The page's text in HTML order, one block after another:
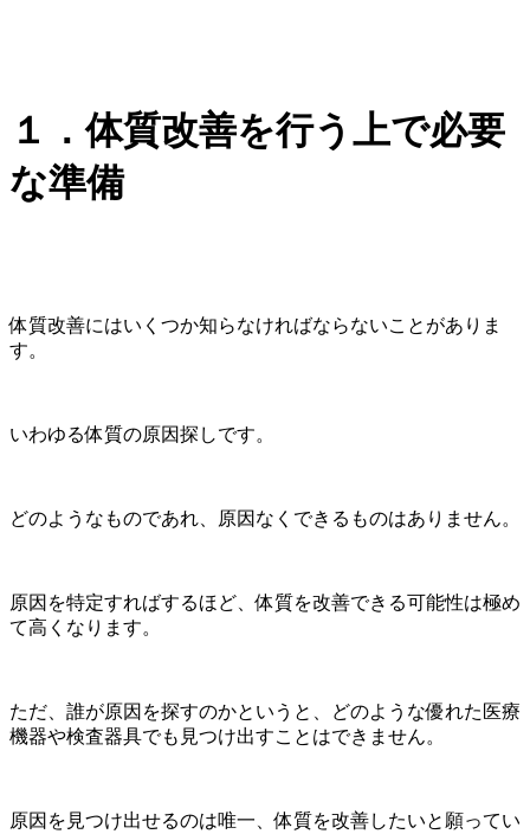
１．体質改善を行う上で必要
な準備
体質改善にはいくつか知らなければならないことがありま
す。
いわゆる体質の原因探しです。
どのようなものであれ、原因なくできるものはありません。
原因を特定すればするほど、体質を改善できる可能性は極め
て高くなります。
ただ、誰が原因を探すのかというと、どのような優れた医療
機器や検査器具でも見つけ出すことはできません。
原因を見つけ出せるのは唯一、体質を改善したいと願ってい